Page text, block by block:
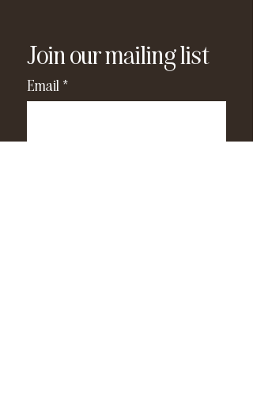
Join our mailing list
Email *